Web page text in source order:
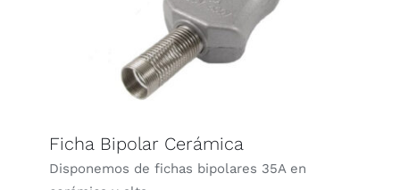
Ficha Bipolar Cerámica
Disponemos de fichas bipolares 35A en